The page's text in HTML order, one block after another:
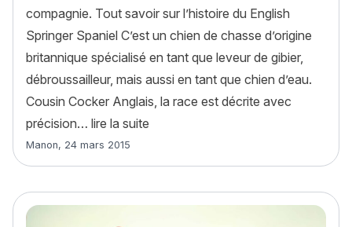
compagnie. Tout savoir sur l’histoire du English
Springer Spaniel C’est un chien de chasse d’origine
britannique spécialisé en tant que leveur de gibier,
débroussailleur, mais aussi en tant que chien d’eau.
Cousin Cocker Anglais, la race est décrite avec
précision… lire la suite
Article rédigé par
Manon, 24 mars 2015